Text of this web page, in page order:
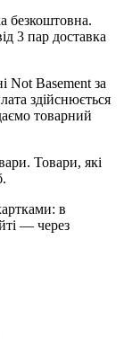
безкоштовна.
3 пар доставка
Not Basement за
здійснюється
товарний
Товари, які
в
— через